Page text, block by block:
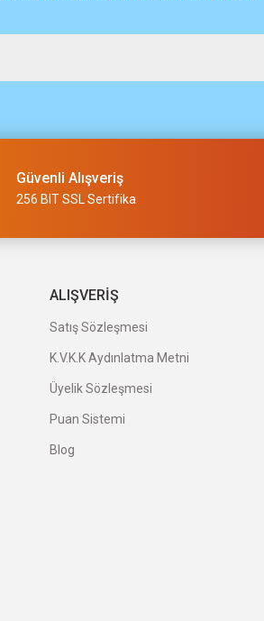
Güvenli Alışveriş
256 BIT SSL Sertifika
ALIŞVERİŞ
Satış Sözleşmesi
K.V.K.K Aydınlatma Metni
Üyelik Sözleşmesi
Puan Sistemi
Blog